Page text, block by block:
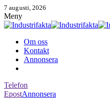
7 augusti, 2026
Meny
Om oss
Kontakt
Annonsera
Telefon
EpostAnnonsera